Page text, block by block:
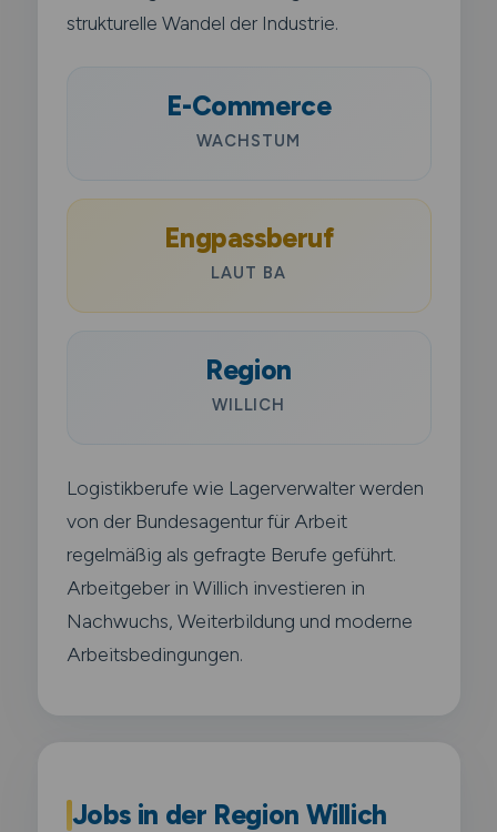
strukturelle Wandel der Industrie.
E-Commerce
WACHSTUM
Engpassberuf
LAUT BA
Region
WILLICH
Logistikberufe wie Lagerverwalter werden
von der Bundesagentur für Arbeit
regelmäßig als gefragte Berufe geführt.
Arbeitgeber in Willich investieren in
Nachwuchs, Weiterbildung und moderne
Arbeitsbedingungen.
Jobs in der Region Willich